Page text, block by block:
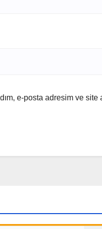
e-posta adresim ve